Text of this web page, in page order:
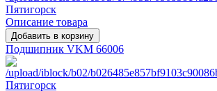
Описание товара
Подшипник VKM 66006